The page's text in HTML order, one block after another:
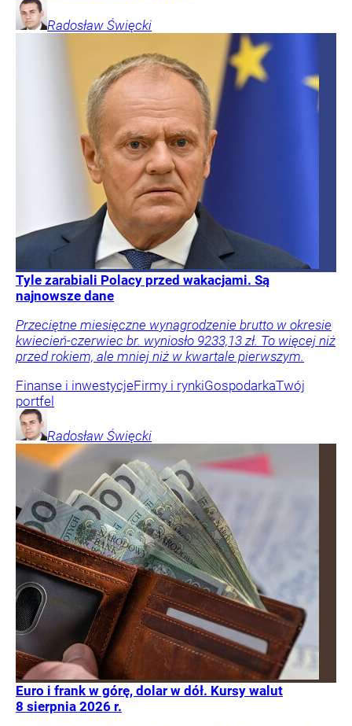
Radosław Święcki
Tyle zarabiali Polacy przed wakacjami. Są
najnowsze dane
Przeciętne miesięczne wynagrodzenie brutto w okresie
kwiecień-czerwiec br. wyniosło 9233,13 zł. To więcej niż
przed rokiem, ale mniej niż w kwartale pierwszym.
Finanse i inwestycjeFirmy i rynkiGospodarkaTwój
portfel
Radosław Święcki
Euro i frank w górę, dolar w dół. Kursy walut
8 sierpnia 2026 r.